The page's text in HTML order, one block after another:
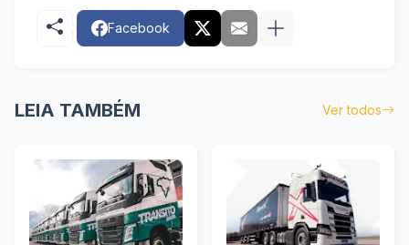
Facebook
LEIA TAMBÉM Ver todos